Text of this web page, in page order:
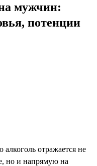
мужчин:
потенции
отражается не
но и напрямую на